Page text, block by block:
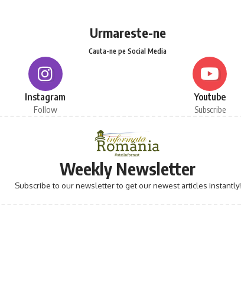
Urmareste-ne
Cauta-ne pe Social Media
Instagram
Follow
Youtube
Subscribe
Weekly Newsletter
Subscribe to our newsletter to get our newest articles instantly!